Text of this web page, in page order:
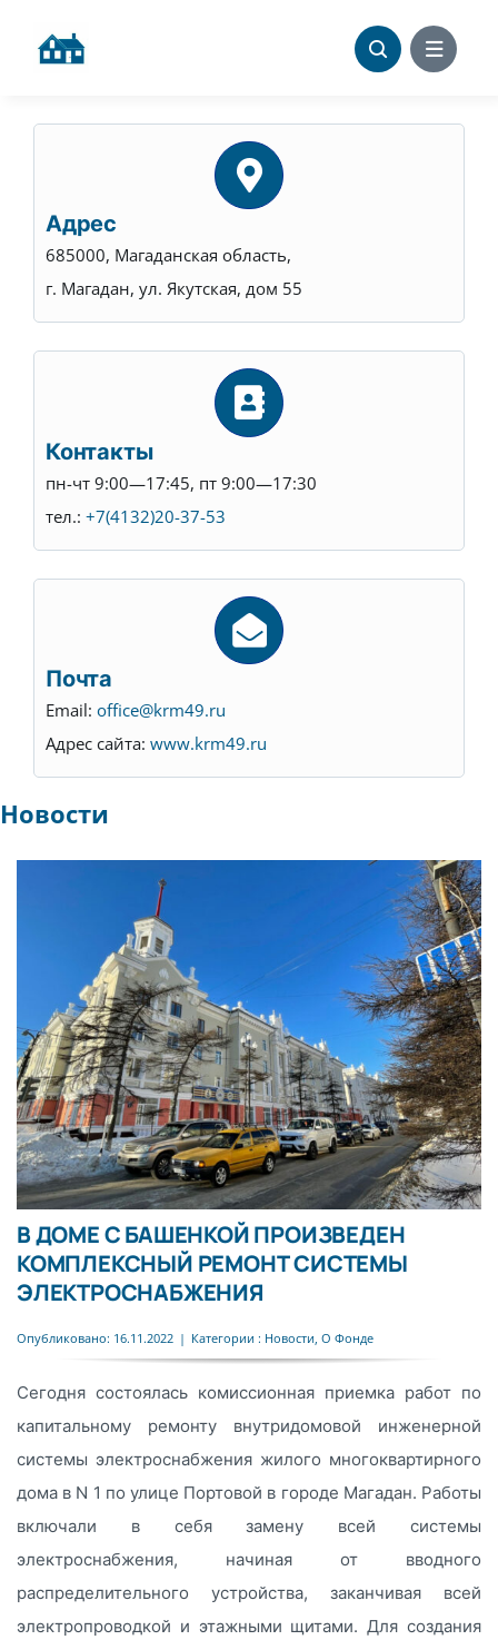
Адрес
685000, Магаданская область,
г. Магадан, ул. Якутская, дом 55
Контакты
пн-чт 9:00—17:45, пт 9:00—17:30
тел.: +7(4132)20-37-53
Почта
Email: office@krm49.ru
Адрес сайта: www.krm49.ru
Новости
В ДОМЕ С БАШЕНКОЙ ПРОИЗВЕДЕН
КОМПЛЕКСНЫЙ РЕМОНТ СИСТЕМЫ
ЭЛЕКТРОСНАБЖЕНИЯ
Опубликовано: 16.11.2022 | Категории : Новости, О Фонде
Сегодня состоялась комиссионная приемка работ по
капитальному ремонту внутридомовой инженерной
системы электроснабжения жилого многоквартирного
дома в N 1 по улице Портовой в городе Магадан. Работы
включали в себя замену всей системы
электроснабжения, начиная от вводного
распределительного устройства, заканчивая всей
электропроводкой и этажными щитами. Для создания